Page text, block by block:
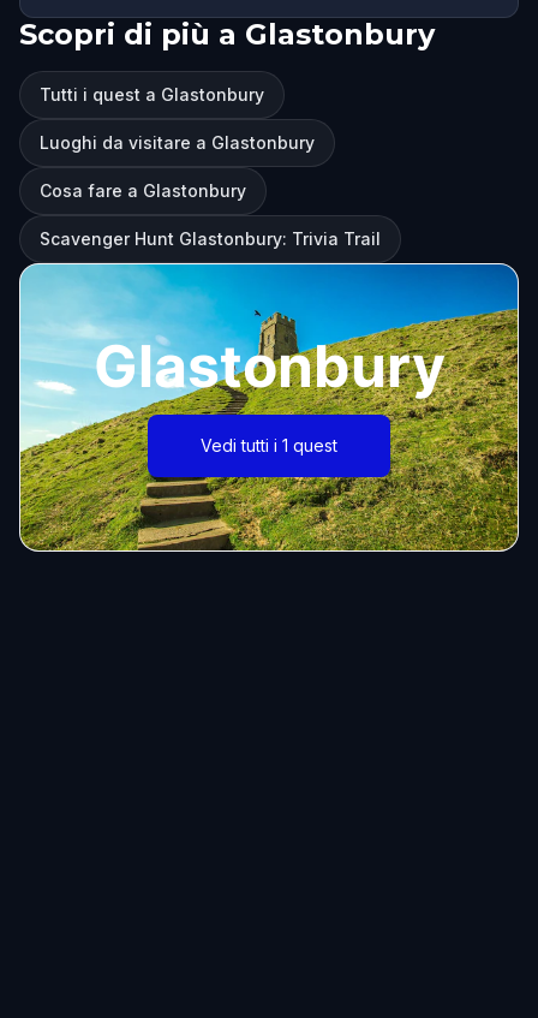
Scopri di più a Glastonbury
Tutti i quest a Glastonbury
Luoghi da visitare a Glastonbury
Cosa fare a Glastonbury
Scavenger Hunt Glastonbury: Trivia Trail
Glastonbury
Vedi tutti i 1 quest